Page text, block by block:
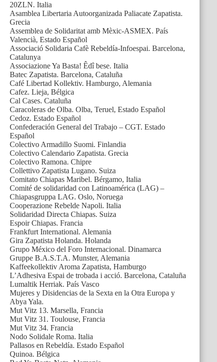
20ZLN. Italia
Asamblea Libertaria Autoorganizada Paliacate Zapatista.
Grecia
Assemblea de Solidaritat amb Mèxic-ASMEX. País
Valencià, Estado Español
Associació Solidaria Cafè Rebeldía-Infoespai. Barcelona,
Catalunya
Associazione Ya Basta! Êdî bese. Italia
Batec Zapatista. Barcelona, Cataluña
Café Libertad Kollektiv. Hamburgo, Alemania
Cafez. Lieja, Bélgica
Cal Cases. Cataluña
Caracoleras de Olba. Olba, Teruel, Estado Español
Cedoz. Estado Español
Confederación General del Trabajo – CGT. Estado
Español
Colectivo Armadillo Suomi. Finlandia
Colectivo Calendario Zapatista. Grecia
Colectivo Ramona. Chipre
Collettivo Zapatista Lugano. Suiza
Comitato Chiapas Maribel. Bérgamo, Italia
Comité de solidaridad con Latinoamérica (LAG) –
Chiapasgruppa LAG. Oslo, Noruega
Cooperazione Rebelde Napoli. Italia
Solidaridad Directa Chiapas. Suiza
Espoir Chiapas. Francia
Frankfurt International. Alemania
Gira Zapatista Holanda. Holanda
Grupo México del Foro Internacional. Dinamarca
Gruppe B.A.S.T.A. Munster, Alemania
Kaffeekollektiv Aroma Zapatista, Hamburgo
L’Adhesiva Espai de trobada i acció. Barcelona, Cataluña
Lumaltik Herriak. País Vasco
Mujeres y Disidencias de la Sexta en la Otra Europa y
Abya Yala.
Mut Vitz 13. Marsella, Francia
Mut Vitz 31. Toulouse, Francia
Mut Vitz 34. Francia
Nodo Solidale Roma. Italia
Pallasos en Rebeldía. Estado Español
Quinoa. Bélgica